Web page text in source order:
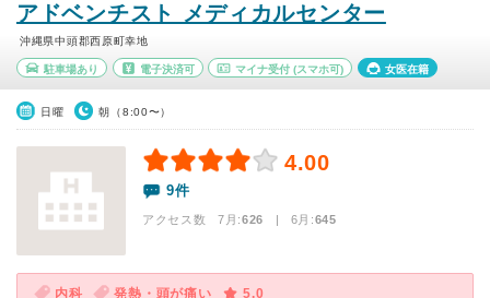
アドベンチスト メディカルセンター
沖縄県中頭郡西原町幸地
駐車場あり 電子決済可 マイナ受付 (スマホ可) 女医在籍
日曜 朝（8:00〜）
4.00
9件
アクセス数 7月:626 | 6月:645
内科 発熱・頭が痛い
5.0